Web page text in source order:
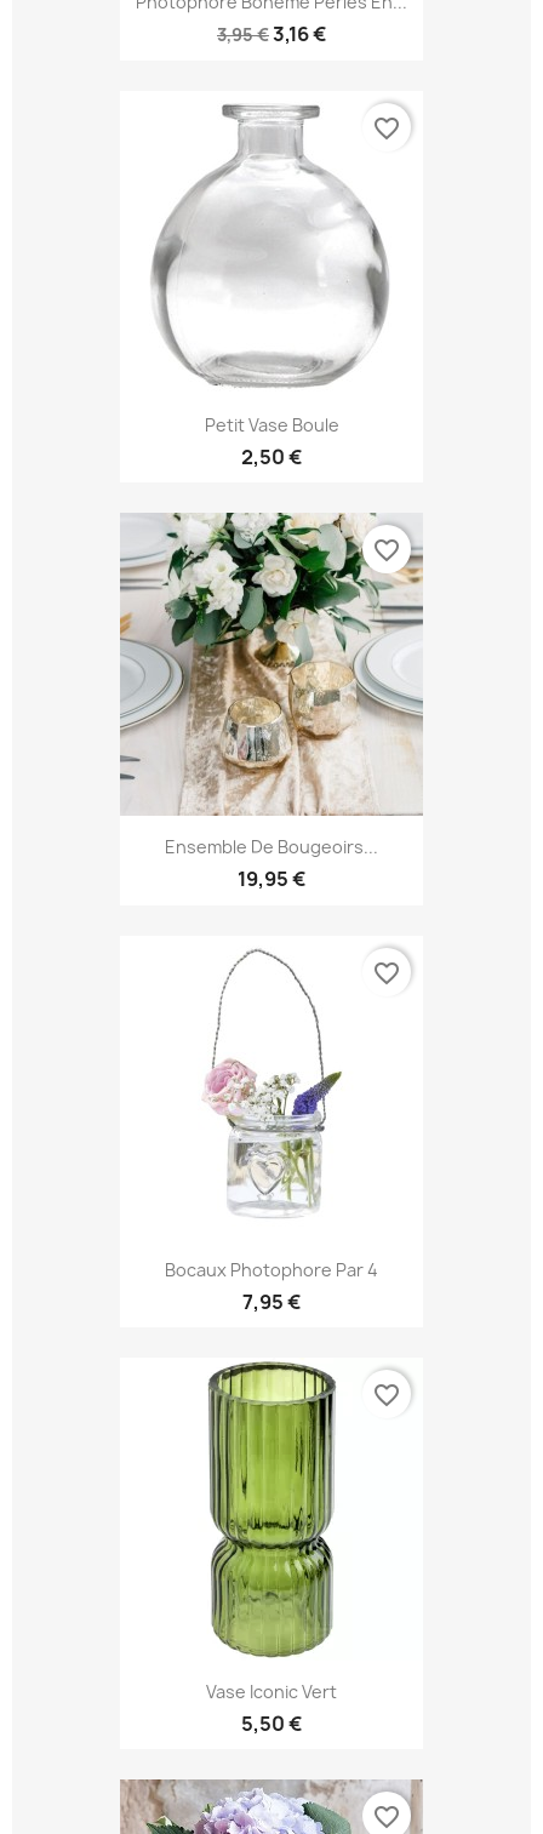
3,95 €3,16 €
Petit Vase Boule
2,50 €
favorite_border
Ensemble De Bougeoirs...
19,95 €
favorite_border
Bocaux Photophore Par 4
7,95 €
favorite_border
Vase Iconic Vert
5,50 €
favorite_border
favorite_border